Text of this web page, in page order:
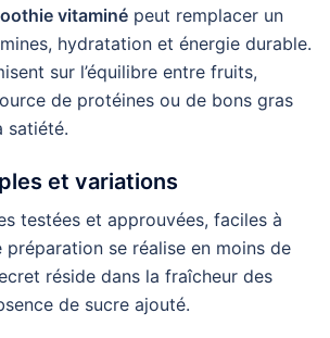
vitaminé peut remplacer un
hydratation et énergie durable.
sur l’équilibre entre fruits,
de protéines ou de bons gras
satiété.
et variations
testées et approuvées, faciles à
préparation se réalise en moins de
réside dans la fraîcheur des
de sucre ajouté.